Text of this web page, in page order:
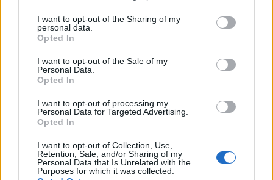
I want to opt-out of the Sharing of my
personal data.
Opted In
I want to opt-out of the Sale of my
Personal Data.
Opted In
I want to opt-out of processing my
Personal Data for Targeted Advertising.
Opted In
I want to opt-out of Collection, Use,
Retention, Sale, and/or Sharing of my
Personal Data that Is Unrelated with the
Purposes for which it was collected.
80.000 euro
2025-01-10
Banca del Mezzogiorno MedioCredito Centrale S.p.A.
80.000 euro
2024-04-12
Fondo di garanzia per le piccole e medie imprese
30.000 euro
2024-03-12